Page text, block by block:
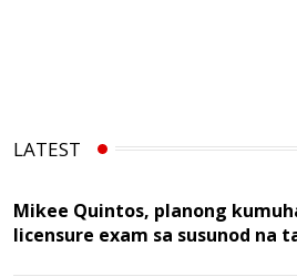
LATEST
Mikee Quintos, planong
licensure exam sa susunod na